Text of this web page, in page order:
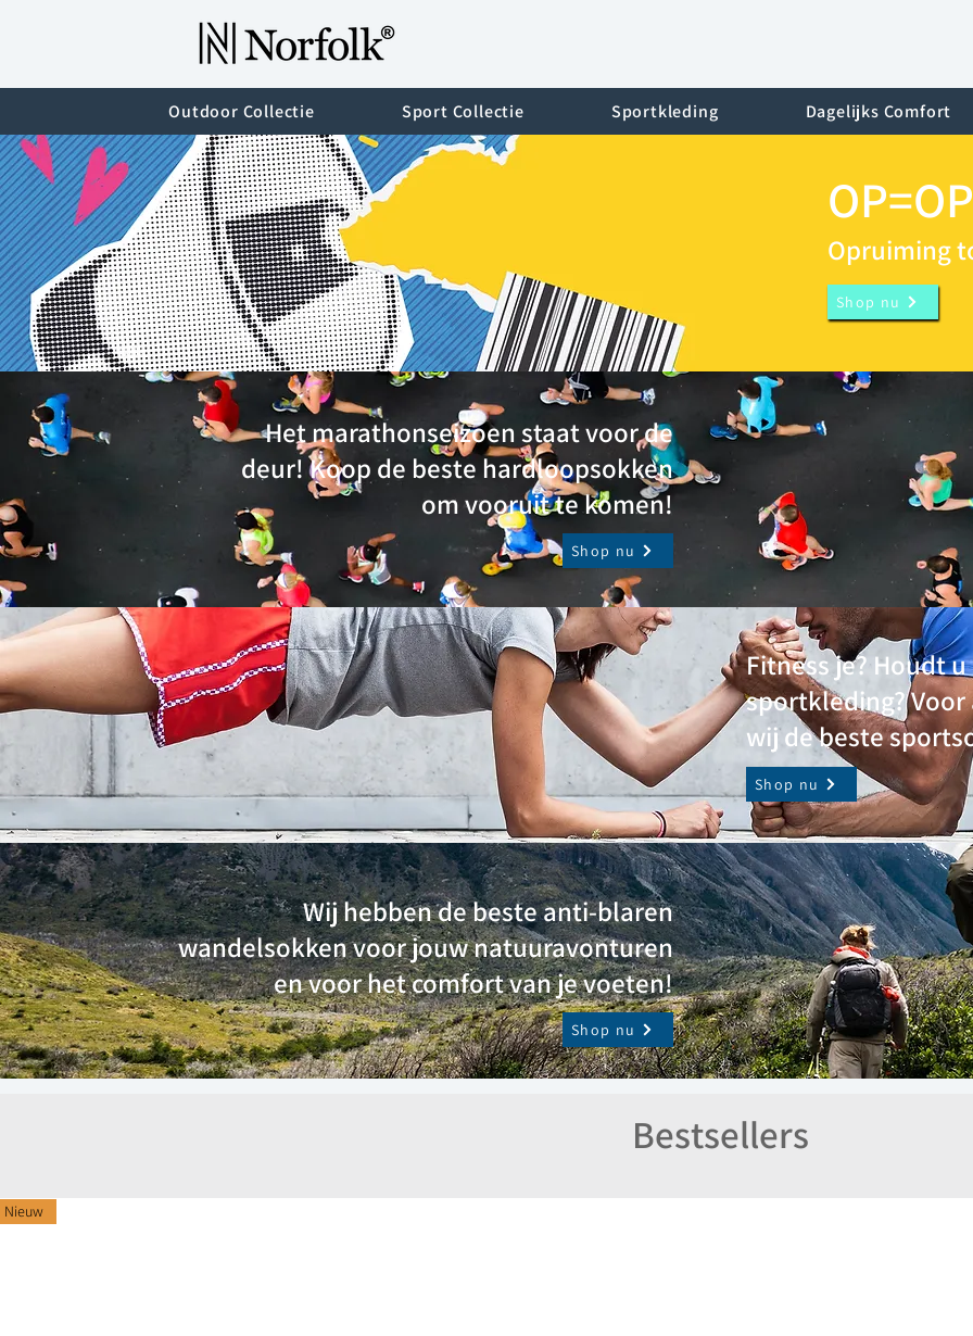
Outdoor Collectie Sport Collectie Sportkleding Dagelijks Comfort
OP=OP
Opruiming
Shop nu
Het marathonseizoen staat voor de
deur! Koop de beste hardloopsokken
om vooruit te komen!
Shop nu
Fitness je? Houdt
sportkleding?
wij de beste
Shop nu
Wij hebben de beste anti-blaren
wandelsokken voor jouw natuuravonturen
en voor het comfort van je voeten!
Shop nu
Bestsellers
Nieuw